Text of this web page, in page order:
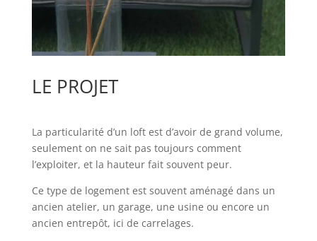
LE PROJET
La particularité d’un loft est d’avoir de grand volume,
seulement on ne sait pas toujours comment
l’exploiter, et la hauteur fait souvent peur.
Ce type de logement est souvent aménagé dans un
ancien atelier, un garage, une usine ou encore un
ancien entrepôt, ici de carrelages.